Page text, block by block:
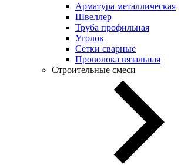
Арматура металлическая
Швеллер
Труба профильная
Уголок
Сетки сварные
Проволока вязальная
Строительные смеси